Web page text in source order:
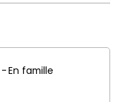
En famille